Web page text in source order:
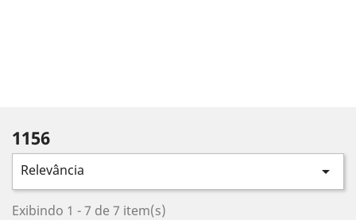
1156
Relevância 
Exibindo 1 - 7 de 7 item(s)